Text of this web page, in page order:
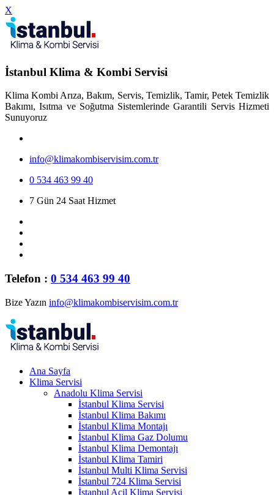
X
İstanbul Klima & Kombi Servisi
Klima Kombi Arıza, Bakım, Servis, Temizlik, Tamir, Petek Temizlik
Bakımı, Isıtma ve Soğutma Sistemlerinde Garantili Servis Hizmeti
Sunuyoruz
info@klimakombiservisim.com.tr
0 534 463 99 40
7 Gün 24 Saat Hizmet
Telefon : 0 534 463 99 40
Bize Yazın info@klimakombiservisim.com.tr
Ana Sayfa
Klima Servisi
Anadolu Klima Servisi
İstanbul Klima Servisi
İstanbul Klima Bakımı
İstanbul Klima Montajı
İstanbul Klima Gaz Dolumu
İstanbul Klima Demontajı
İstanbul Klima Tamiri
İstanbul Multi Klima Servisi
İstanbul 724 Klima Servisi
İstanbul Acil Klima Servisi